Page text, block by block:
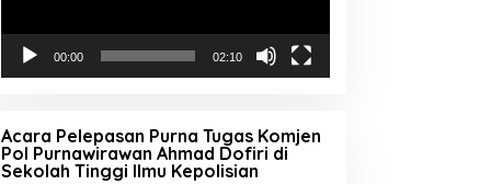
00:00 02:10
Acara Pelepasan Purna Tugas Komjen
Pol Purnawirawan Ahmad Dofiri di
Sekolah Tinggi Ilmu Kepolisian